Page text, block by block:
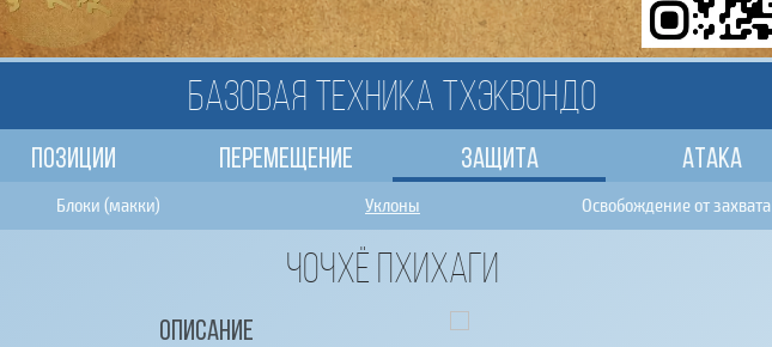
Базовая техника тхэквондо
Позиции Перемещение Защита Атака
Блоки (макки) Уклоны Освобождение от захвата
Чочхё пхихаги
Описание